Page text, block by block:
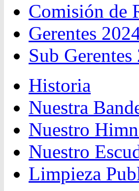
Comisión de
Gerentes
Sub Gerentes
Historia
Nuestra
Nuestro
Nuestro
Limpieza